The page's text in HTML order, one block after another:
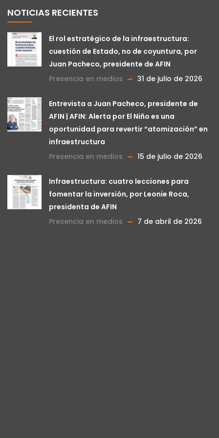
NOTICIAS RECIENTES
El rol estratégico de la infraestructura:
cuestión de Estado, no de coyuntura, por
Juan Pacheco, presidente de AFIN
Presencia en medios
31 de julio de 2026
Entrevista a Juan Pacheco, presidente de
AFIN | AFIN: Alerta por El Niño es una
oportunidad para revertir “atomización” en
infraestructura
Presencia en medios
15 de julio de 2026
Infraestructura: cuatro lecciones para
fomentar la inversión, por Leonie Roca,
presidenta de AFIN
Presencia en medios
7 de abril de 2026